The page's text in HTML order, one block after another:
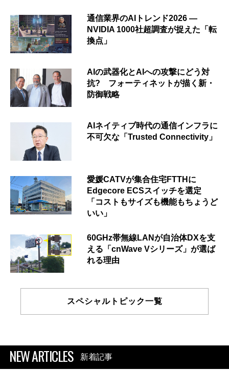
通信業界のAIトレンド2026 ―
NVIDIA 1000社超調査が捉えた「転
換点」
AIの武器化とAIへの攻撃にどう対
抗? フォーティネットが描く新・
防御戦略
AIネイティブ時代の通信インフラに
不可欠な「Trusted Connectivity」
愛媛CATVが集合住宅FTTHに
Edgecore ECSスイッチを選定
「コストもサイズも機能もちょうど
いい」
60GHz帯無線LANが自治体DXを支
える「cnWave Vシリーズ」が選ば
れる理由
スペシャルトピック一覧
NEW ARTICLES 新着記事